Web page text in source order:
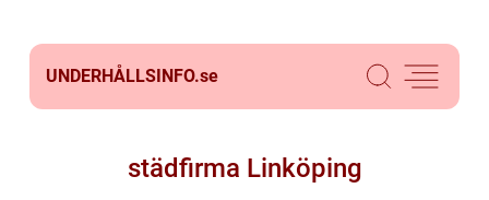
UNDERHÅLLSINFO.se
städfirma Linköping